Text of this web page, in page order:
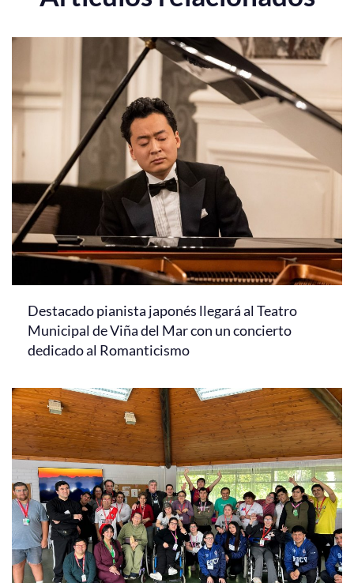
Destacado pianista japonés llegará al Teatro
Municipal de Viña del Mar con un concierto
dedicado al Romanticismo